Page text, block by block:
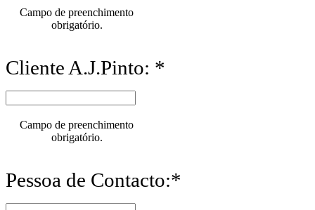
Campo de preenchimento
obrigatório.
Cliente A.J.Pinto: *
Campo de preenchimento
obrigatório.
Pessoa de Contacto:*